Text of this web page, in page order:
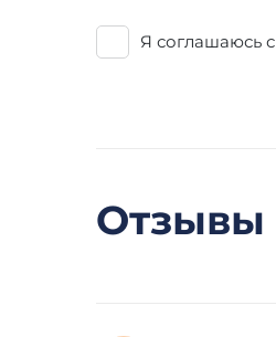
Я соглашаюсь с
Отзывы